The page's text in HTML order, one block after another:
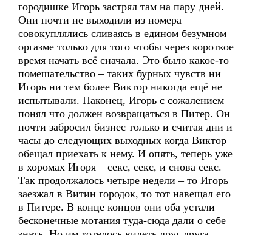
городишке Игорь застрял там на пару дней.
Они почти не выходили из номера –
совокуплялись сливаясь в едином безумном
оргазме только для того чтобы через короткое
время начать всё сначала. Это было какое-то
помешательство – таких бурных чувств ни
Игорь ни тем более Виктор никогда ещё не
испытывали. Наконец, Игорь с сожалением
понял что должен возвращаться в Питер. Он
почти забросил бизнес только и считая дни и
часы до следующих выходных когда Виктор
обещал приехать к нему. И опять, теперь уже
в хоромах Игоря – секс, секс, и снова секс.
Так продолжалось четыре недели – то Игорь
заезжал в Витин городок, то тот навещал его
в Питере. В конце концов они оба устали –
бесконечные мотания туда-сюда дали о себе